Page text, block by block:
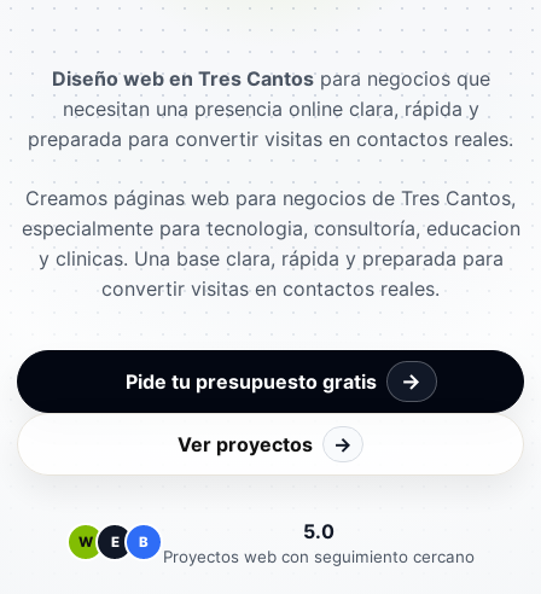
Diseño web en Tres Cantospara negocios que
necesitan una presencia online clara, rápida y
preparada para convertir visitas en contactos reales.
Creamos páginas web para negocios de Tres Cantos,
especialmente para tecnologia, consultoría, educacion
y clinicas. Una base clara, rápida y preparada para
convertir visitas en contactos reales.
Pide tu presupuesto gratis →
Ver proyectos →
W E B 5.0
Proyectos web con seguimiento cercano